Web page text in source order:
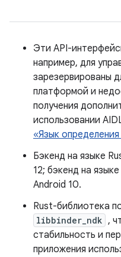
Эти API-
например, для
зарезервированы
платформой и
получения
использовании
«Язык
Бэкенд на языке
12; бэкенд на
Android 10.
Rust-библиотека
libbinder_ndk ,
стабильность и
приложения